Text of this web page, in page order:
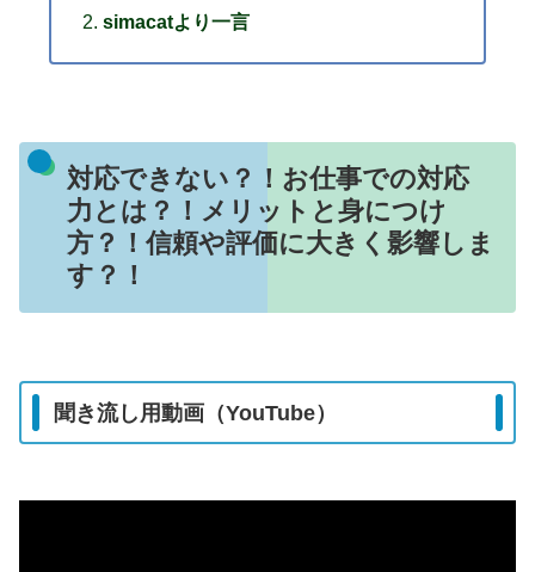
simacatより一言
対応できない？！お仕事での対応
力とは？！メリットと身につけ
方？！信頼や評価に大きく影響しま
す？！
聞き流し用動画（YouTube）